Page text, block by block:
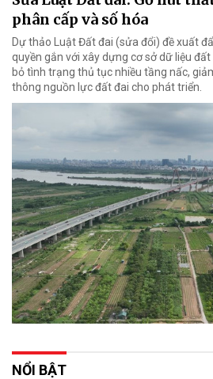
phân cấp và số hóa
Dự thảo Luật Đất đai (sửa đổi) đề xuất
quyền gắn với xây dựng cơ sở dữ liệu
bỏ tình trạng thủ tục nhiều tầng nấc,
thông nguồn lực đất đai cho phát triển.
NỔI BẬT